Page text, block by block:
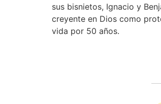
sus bisnietos, Ignacio y
creyente en Dios como
vida por 50 años.